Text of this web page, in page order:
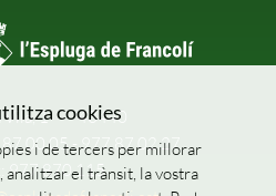
Vila, 1
43440
00 05 - 977 87 02 27
977 870 115
cookies
i de tercers per millorar
analitzar el trànsit, la vostra